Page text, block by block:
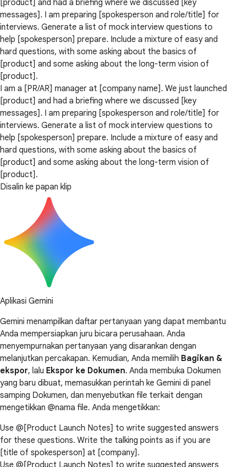
[product] and had a briefing where we discussed [key
messages]. I am preparing [spokesperson and role/title] for
interviews. Generate a list of mock interview questions to
help [spokesperson] prepare. Include a mixture of easy and
hard questions, with some asking about the basics of
[product] and some asking about the long-term vision of
[product].
I am a [PR/AR] manager at [company name]. We just launched
[product] and had a briefing where we discussed [key
messages]. I am preparing [spokesperson and role/title] for
interviews. Generate a list of mock interview questions to
help [spokesperson] prepare. Include a mixture of easy and
hard questions, with some asking about the basics of
[product] and some asking about the long-term vision of
[product].
Disalin ke papan klip
Aplikasi Gemini
Gemini menampilkan daftar pertanyaan yang dapat membantu
Anda mempersiapkan juru bicara perusahaan. Anda
menyempurnakan pertanyaan yang disarankan dengan
melanjutkan percakapan. Kemudian, Anda memilih Bagikan &
ekspor, lalu Ekspor ke Dokumen. Anda membuka Dokumen
yang baru dibuat, memasukkan perintah ke Gemini di panel
samping Dokumen, dan menyebutkan file terkait dengan
mengetikkan @nama file. Anda mengetikkan:
Use @[Product Launch Notes] to write suggested answers
for these questions. Write the talking points as if you are
[title of spokesperson] at [company].